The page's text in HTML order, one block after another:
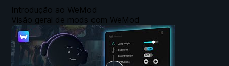
Introdução ao WeMod
Visão geral de mods com WeMod